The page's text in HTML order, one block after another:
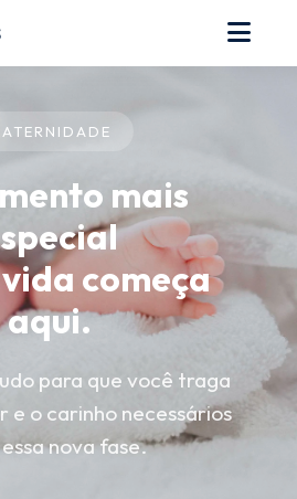
mais
começa
aqui.
para que você traga
e o carinho necessários
nova fase.